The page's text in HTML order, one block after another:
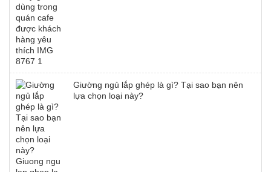
Giường ngủ lắp ghép là gì? Tại sao bạn nên
lựa chọn loại này?